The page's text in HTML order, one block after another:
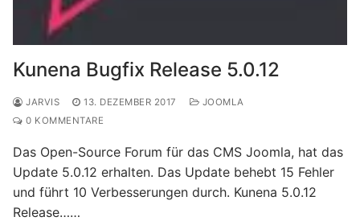
Kunena Bugfix Release 5.0.12
JARVIS 13. DEZEMBER 2017
JOOMLA
0 KOMMENTARE
Das Open-Source Forum für das CMS Joomla, hat das
Update 5.0.12 erhalten. Das Update behebt 15 Fehler
und führt 10 Verbesserungen durch. Kunena 5.0.12
Release……